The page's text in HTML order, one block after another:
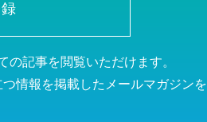
記事を閲覧いただけます。
情報を掲載したメールマガジンを